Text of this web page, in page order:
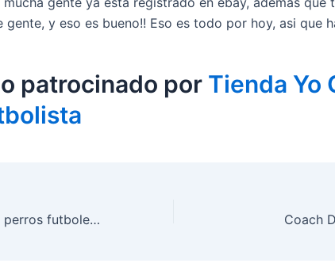
gente, y eso es bueno!! Eso es todo por hoy, asi que
patrocinado por Tienda Yo
Seguimos con los perros futboleros.. Coach